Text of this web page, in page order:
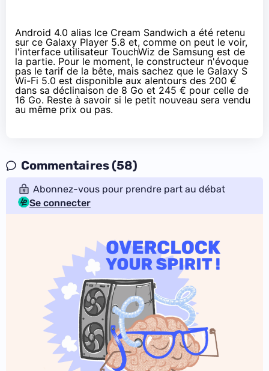
Android 4.0 alias Ice Cream Sandwich a été retenu
sur ce Galaxy Player 5.8 et, comme on peut le voir,
l'interface utilisateur TouchWiz de Samsung est de
la partie. Pour le moment, le constructeur n'évoque
pas le tarif de la bête, mais sachez que le Galaxy S
Wi-Fi 5.0 est disponible aux alentours des 200 €
dans sa déclinaison de 8 Go et 245 € pour celle de
16 Go. Reste à savoir si le petit nouveau sera vendu
au même prix ou pas.
Commentaires (58)
Abonnez-vous pour prendre part au débat
Se connecter